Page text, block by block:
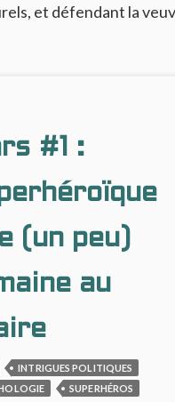
et défendant la
#1 :
(un peu)
au
INTRIGUES POLITIQUES
SUPERHÉROS